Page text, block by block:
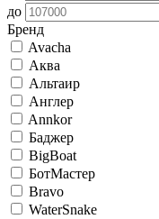
до
Бренд
Avacha
Аква
Альтаир
Англер
Annkor
Баджер
BigBoat
БотМастер
Bravo
WaterSnake